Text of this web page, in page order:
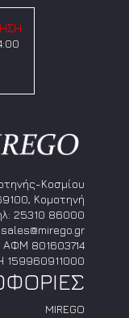
Κοσμίου
Κομοτηνή
25310 86000
sales@mirego.gr
ΑΦΜ 801603714
159960911000
MIREGO